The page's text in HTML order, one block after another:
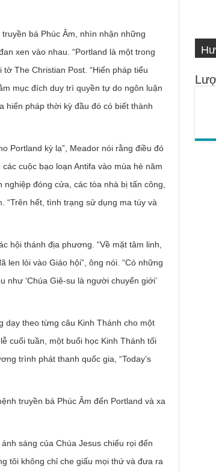
bá Phúc Âm, nhìn nhận những
xen vào nhau. “Portland là một trong
The Christian Post. “Hiến pháp tiểu
mục đích duy trì quyền tự do ngôn luận
hiến pháp thời kỳ đầu đó có biết thành
Portland kỳ lạ”, Meador nói rằng điều đó
cuộc bạo loạn Antifa vào mùa hè năm
đóng cửa, các tòa nhà bị tấn công,
“Trên hết, tình trạng sử dụng ma túy và
hội thánh địa phương. “Về mặt tâm linh,
len lỏi vào Giáo hội”, ông nói. “Có những
‘Chúa Giê-su là người chuyển giới’
dạy theo từng câu Kinh Thánh cho một
cuối tuần, một buổi học Kinh Thánh tối
trình phát thanh quốc gia, “Today’s
truyền bá Phúc Âm đến Portland và xa
sáng của Chúa Jesus chiếu rọi đến
tôi không chỉ che giấu mọi thứ và đưa ra